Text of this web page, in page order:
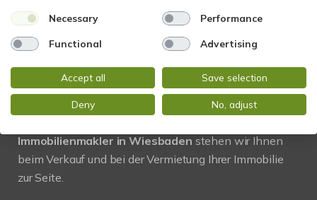
Mail:
info@stadtblick-immobilien.de
PROFIL
Immobilienmakler in Wiesbaden stehen wir Ihnen
beim Verkauf und bei der Vermietung Ihrer Immobilie
zur Seite.
Necessary Performance
Functional Advertising
Accept all Save selection
Deny No, adjust